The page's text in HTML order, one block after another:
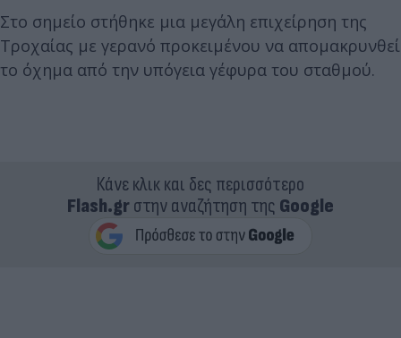
Στο σημείο στήθηκε μια μεγάλη επιχείρηση της
Τροχαίας με γερανό προκειμένου να απομακρυνθεί
το όχημα από την υπόγεια γέφυρα του σταθμού.
Κάνε κλικ και δες περισσότερο
Flash.grστην αναζήτηση της Google